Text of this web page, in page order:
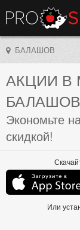
БАЛАШОВ
АКЦИИ В
БАЛАШОВ
Экономьте
скидкой!
Или